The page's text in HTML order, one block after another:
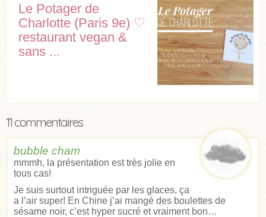
Le Potager de
Charlotte (Paris 9e) ♡
restaurant vegan &
sans ...
11 commentaires
bubble cham
mmmh, la présentation est très jolie en
tous cas!
Je suis surtout intriguée par les glaces, ça
a l’air super! En Chine j’ai mangé des boulettes de
sésame noir, c’est hyper sucré et vraiment bon…